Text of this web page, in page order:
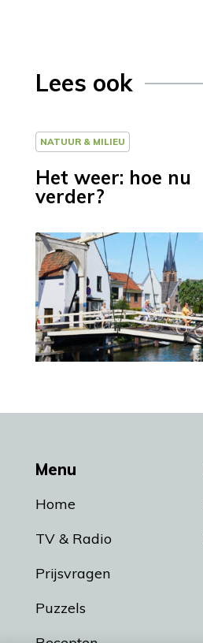
Lees ook
NATUUR & MILIEU
Het weer: hoe nu
verder?
Menu
Home
TV & Radio
Prijsvragen
Puzzels